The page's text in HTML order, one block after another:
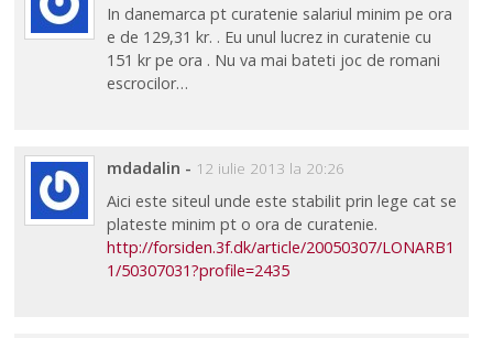
In danemarca pt curatenie salariul minim pe ora
e de 129,31 kr. . Eu unul lucrez in curatenie cu
151 kr pe ora . Nu va mai bateti joc de romani
escrocilor…
mdadalin - 12 iulie 2013 la 20:26
Aici este siteul unde este stabilit prin lege cat se
plateste minim pt o ora de curatenie.
http://forsiden.3f.dk/article/20050307/LONARB1
1/50307031?profile=2435